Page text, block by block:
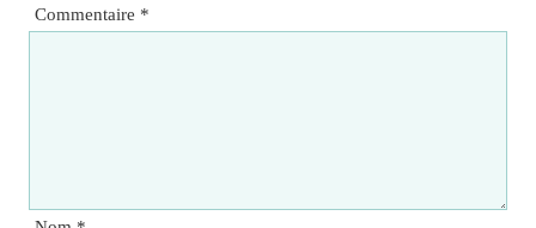
Commentaire *